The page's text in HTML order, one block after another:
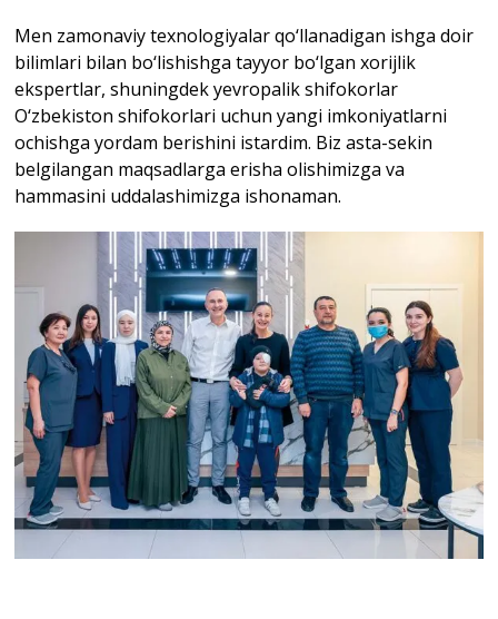
Men zamonaviy texnologiyalar qo‘llanadigan ishga doir
bilimlari bilan bo‘lishishga tayyor bo‘lgan xorijlik
ekspertlar, shuningdek yevropalik shifokorlar
O‘zbekiston shifokorlari uchun yangi imkoniyatlarni
ochishga yordam berishini istardim. Biz asta-sekin
belgilangan maqsadlarga erisha olishimizga va
hammasini uddalashimizga ishonaman.